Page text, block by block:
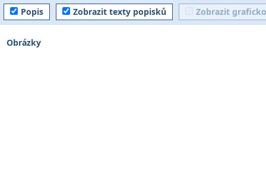
Popis Zobrazit texty popisků Zobrazit
Obrázky